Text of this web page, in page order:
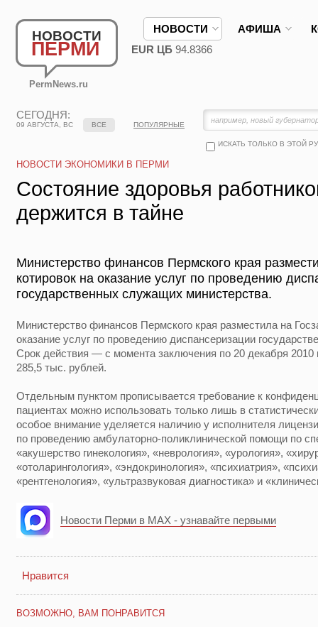
НОВОСТИ
ПЕРМИ
PermNews.ru
НОВОСТИ АФИША
EUR ЦБ 94.8366
СЕГОДНЯ:
09 АВГУСТА, ВС
ИСКАТЬ ТОЛЬКО В ЭТОЙ
ВСЕ ПОПУЛЯРНЫЕ
НОВОСТИ ЭКОНОМИКИ В ПЕРМИ
Состояние здоровья
держится в тайне
Министерство финансов Пермского края
котировок на оказание услуг по проведению
государственных служащих министерства.
Министерство финансов Пермского края разместила на
оказание услуг по проведению диспансеризации
Срок действия — с момента заключения по 20 декабря
285,5 тыс. рублей.
Отдельным пунктом прописывается требование к
пациентах можно использовать только лишь в
особое внимание уделяется наличию у исполнителя
по проведению амбулаторно-поликлинической помощи по
«акушерство гинекология», «неврология», «урология»,
«отоларингология», «эндокринология», «психиатрия»,
«рентгенология», «ультразвуковая диагностика» и
Новости Перми в MAX - узнавайте первыми
Нравится
ВОЗМОЖНО, ВАМ ПОНРАВИТСЯ